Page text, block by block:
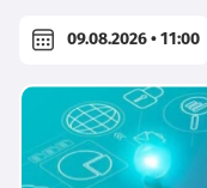
09.08.2026 • 11:00